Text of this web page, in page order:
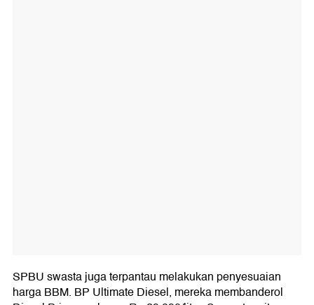
SPBU swasta juga terpantau melakukan penyesuaian
harga BBM. BP Ultimate Diesel, mereka membanderol